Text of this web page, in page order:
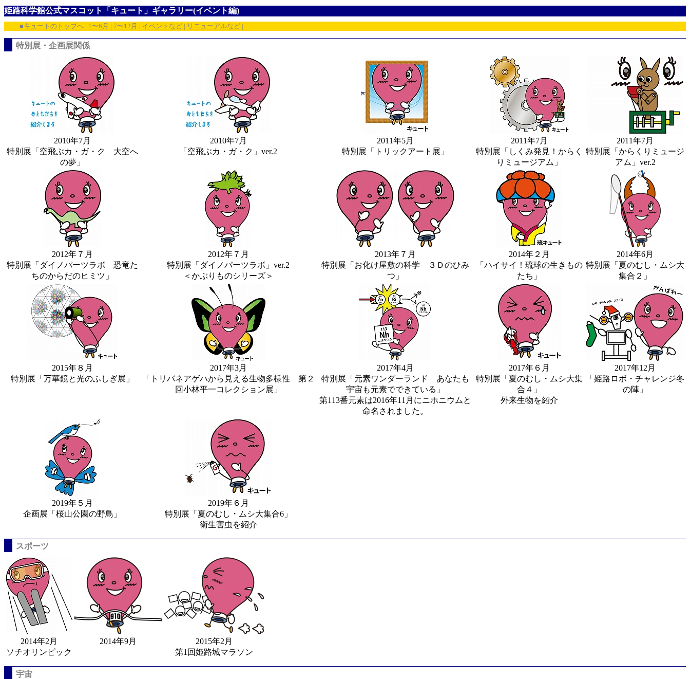
姫路科学館公式マスコット「キュート」ギャラリー(イベント編)
■キュートのトップへ | 1〜6月 | 7〜12月 | イベントなど | リニューアルなど |
特別展・企画展関係
2010年7月
特別展「空飛ぶカ・ガ・ク 大空へ
の夢」
2010年7月
「空飛ぶカ・ガ・ク」ver.2
2011年5月
特別展「トリックアート展」
2011年7月
特別展「しくみ発見！からく
りミュージアム」
2011年7月
特別展「からくりミュージ
アム」ver.2
2012年７月
特別展「ダイノパーツラボ 恐竜た
ちのからだのヒミツ」
2012年７月
特別展「ダイノパーツラボ」ver.2
＜かぶりものシリーズ＞
2013年７月
特別展「お化け屋敷の科学 ３Ｄのひみ
つ」
2014年２月
「ハイサイ！琉球の生きもの
たち」
2014年6月
特別展「夏のむし・ムシ大
集合２」
2015年８月
特別展「万華鏡と光のふしぎ展」
2017年3月
「トリバネアゲハから見える生物多様性 第２
回小林平一コレクション展」
2017年4月
特別展「元素ワンダーランド あなたも
宇宙も元素でできている」
第113番元素は2016年11月にニホニウムと
命名されました。
2017年６月
特別展「夏のむし・ムシ大集
合４」
外来生物を紹介
2017年12月
「姫路ロボ・チャレンジ冬
の陣」
2019年５月
企画展「桜山公園の野鳥」
2019年６月
特別展「夏のむし・ムシ大集合6」
衛生害虫を紹介
スポーツ
2014年2月
ソチオリンピック
2014年9月
2015年2月
第1回姫路城マラソン
宇宙